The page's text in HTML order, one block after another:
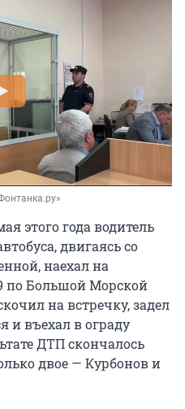
этого года водитель
двигаясь со
наехал на
по Большой Морской
на встречку, задел
и въехал в ограду
ДТП скончалось
двое — Курбонов и